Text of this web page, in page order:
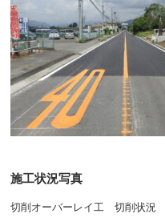
施工状況写真
切削オーバーレイ工 切削状況